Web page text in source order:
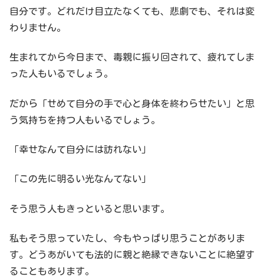
自分です。どれだけ目立たなくても、悲劇でも、それは変
わりません。
生まれてから今日まで、毒親に振り回されて、疲れてしま
った人もいるでしょう。
だから「せめて自分の手で心と身体を終わらせたい」と思
う気持ちを持つ人もいるでしょう。
「幸せなんて自分には訪れない」
「この先に明るい光なんてない」
そう思う人もきっといると思います。
私もそう思っていたし、今もやっぱり思うことがありま
す。どうあがいても法的に親と絶縁できないことに絶望す
ることもあります。